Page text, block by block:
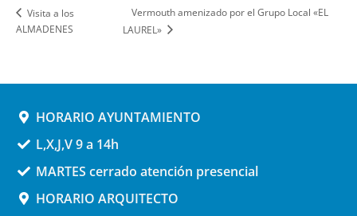
Visita a los
ALMADENES
Vermouth amenizado por el Grupo Local «EL
LAUREL»
HORARIO AYUNTAMIENTO
L,X,J,V 9 a 14h
MARTES cerrado atención presencial
HORARIO ARQUITECTO